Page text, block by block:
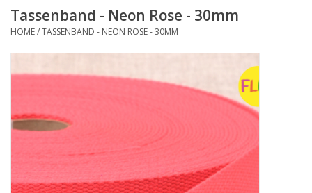
Fournituren
Diy pakketten
Studio Olive inspireert....
Tassenband - Neon Rose - 30mm
HOME/TASSENBAND - NEON ROSE - 30MM